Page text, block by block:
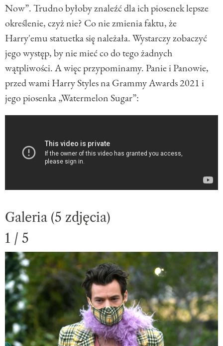
Now”. Trudno byłoby znaleźć dla ich piosenek lepsze
określenie, czyż nie? Co nie zmienia faktu, że
Harry'emu statuetka się należała. Wystarczy zobaczyć
jego występ, by nie mieć co do tego żadnych
wątpliwości. A więc przypominamy. Panie i Panowie,
przed wami Harry Styles na Grammy Awards 2021 i
jego piosenka „Watermelon Sugar”:
Galeria (5 zdjęcia)
1 / 5